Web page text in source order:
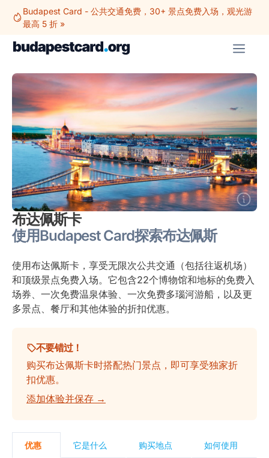
Budapest Card - 公共交通免费，30+ 景点免费入场，观光游
最高 5 折 »
菜
布达佩斯卡
使用Budapest Card探索布达佩斯
使用布达佩斯卡，享受无限次公共交通（包括往返机场）
和顶级景点免费入场。它包含22个博物馆和地标的免费入
场券、一次免费温泉体验、一次免费多瑙河游船，以及更
多景点、餐厅和其他体验的折扣优惠。
不要错过！
购买布达佩斯卡时搭配热门景点，即可享受独家折
扣优惠。
添加体验并保存 →
优惠 它是什么 购买地点 如何使用